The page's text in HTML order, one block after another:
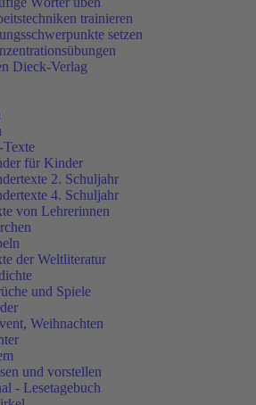
trainieren
setzen
Dieck-Verlag
Texte
für Kinder
2. Schuljahr
4. Schuljahr
von Lehrerinnen
der Weltliteratur
und Spiele
Weihnachten
und vorstellen
- Lesetagebuch